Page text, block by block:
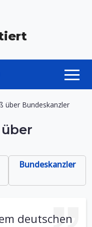
über Bundeskanzler
Bundeskanzler
deutschen